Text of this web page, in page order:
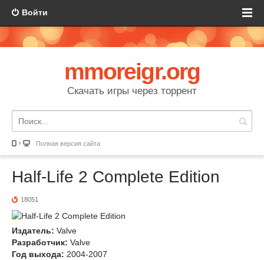
Войти
mmoreigr.org
Скачать игры через торрент
Полная версия сайта
Half-Life 2 Complete Edition
18051
Издатель: Valve
Разработчик: Valve
Год выхода: 2004-2007